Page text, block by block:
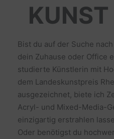
Bist du auf der Suche
dein Zuhause oder Office
studierte Künstlerin mit
dem Landeskunstpreis
ausgezeichnet, biete ich
Acryl- und Mixed-Media-
einzigartig erstrahlen
Oder benötigst du